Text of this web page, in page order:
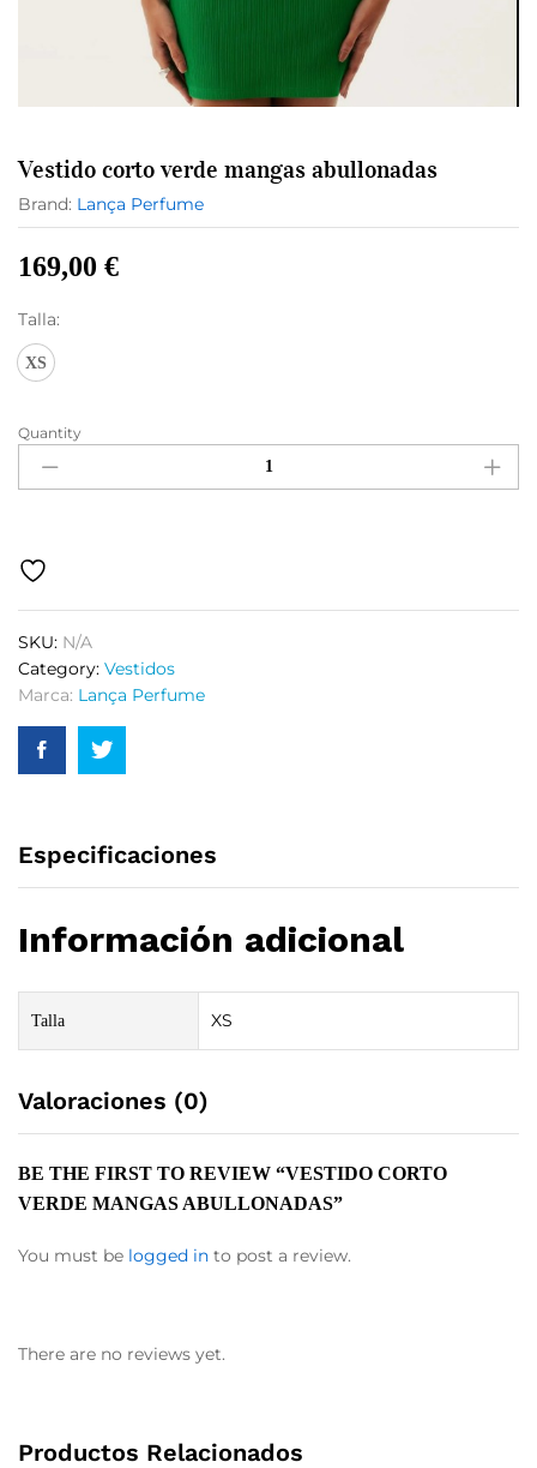
Vestido corto verde mangas abullonadas
Brand: Lança Perfume
169,00 €
Talla:
XS
Quantity
SKU: N/A
Category: Vestidos
Marca: Lança Perfume
Especificaciones
Información adicional
Talla XS
Valoraciones (0)
BE THE FIRST TO REVIEW “VESTIDO CORTO
VERDE MANGAS ABULLONADAS”
You must be logged in to post a review.
There are no reviews yet.
Productos Relacionados